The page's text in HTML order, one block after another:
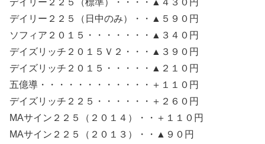
デイリー２２５（標準）・・・・▲４３０円
デイリー２２５（日中のみ）・・▲５９０円
ソフィア２０１５・・・・・・・▲３４０円
デイズリッチ２０１５Ｖ２・・・▲３９０円
デイズリッチ２０１５・・・・・▲２１０円
五億導・・・・・・・・・・・・＋１１０円
デイズリッチ２２５・・・・・・＋２６０円
MAサイン２２５（２０１４）・・＋１１０円
MAサイン２２５（２０１３）・・▲９０円